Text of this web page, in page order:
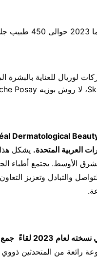
Dermatological
العربية المتحدة. يشكل
الأوسط. يجتمع أطباء
والتبادل وتعزيز
2023 لقاءً جمع
رائعة من المتحدثين ذووي